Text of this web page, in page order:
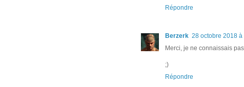
Répondre
Berzerk 28 octobre 2018 à
Merci, je ne connaissais
;)
Répondre